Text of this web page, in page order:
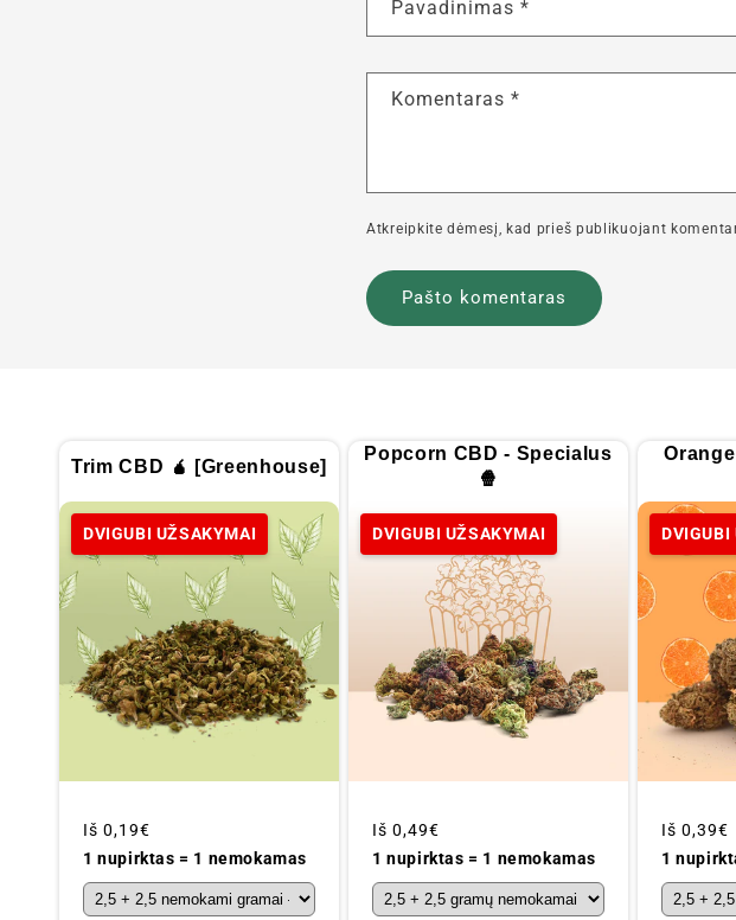
Pavadinimas *
Komentaras *
Atkreipkite dėmesį, kad prieš publikuojant
Trim CBD 🧉 [Greenhouse]
DVIGUBI UŽSAKYMAI
Įprastinė
kaina
Iš 0,19€
1 nupirktas = 1 nemokamas
Popcorn CBD - Specialus
🍿
DVIGUBI UŽSAKYMAI
Įprastinė
kaina
Iš 0,49€
1 nupirktas = 1 nemokamas
DVIGUBI
Įprastinė
kaina
Iš 0,39€
1